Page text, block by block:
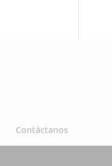
Contáctanos